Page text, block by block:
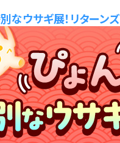
なウサギ展！リターンズ